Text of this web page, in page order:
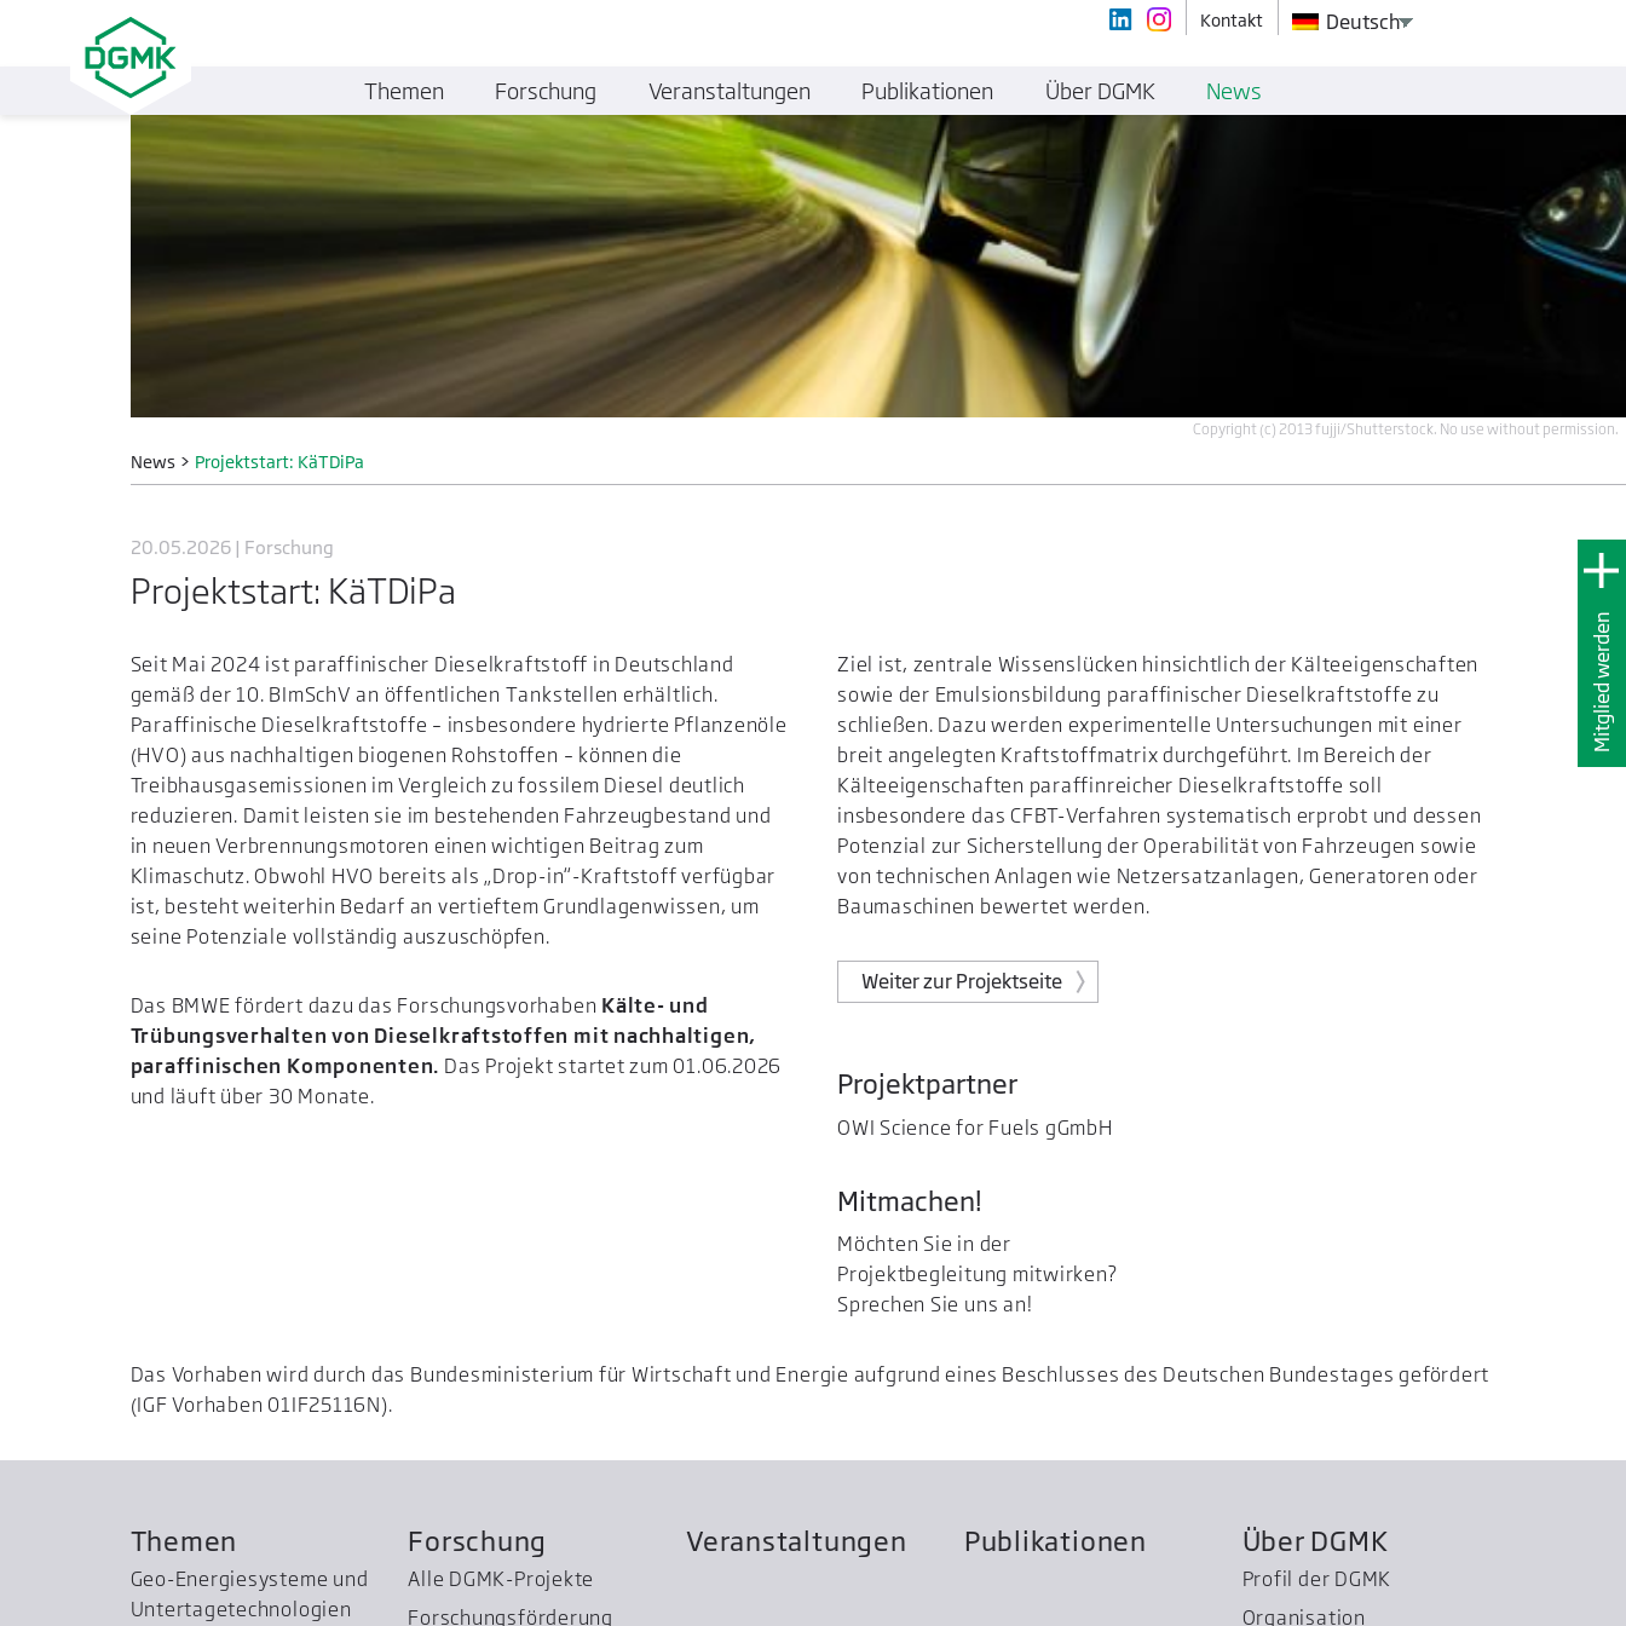
Mitglied werden
Copyright (c) 2013 fujji/Shutterstock. No use without permission.
News> Projektstart: KäTDiPa
20.05.2026 | Forschung
Projektstart: KäTDiPa
Seit Mai 2024 ist paraffinischer Dieselkraftstoff in Deutschland
gemäß der 10. BImSchV an öffentlichen Tankstellen erhältlich.
Paraffinische Dieselkraftstoffe – insbesondere hydrierte Pflanzenöle
(HVO) aus nachhaltigen biogenen Rohstoffen – können die
Treibhausgasemissionen im Vergleich zu fossilem Diesel deutlich
reduzieren. Damit leisten sie im bestehenden Fahrzeugbestand und
in neuen Verbrennungsmotoren einen wichtigen Beitrag zum
Klimaschutz. Obwohl HVO bereits als „Drop-in“-Kraftstoff verfügbar
ist, besteht weiterhin Bedarf an vertieftem Grundlagenwissen, um
seine Potenziale vollständig auszuschöpfen.
Das BMWE fördert dazu das Forschungsvorhaben Kälte- und
Trübungsverhalten von Dieselkraftstoffen mit nachhaltigen,
paraffinischen Komponenten. Das Projekt startet zum 01.06.2026
und läuft über 30 Monate.
Ziel ist, zentrale Wissenslücken hinsichtlich der Kälteeigenschaften
sowie der Emulsionsbildung paraffinischer Dieselkraftstoffe zu
schließen. Dazu werden experimentelle Untersuchungen mit einer
breit angelegten Kraftstoffmatrix durchgeführt. Im Bereich der
Kälteeigenschaften paraffinreicher Dieselkraftstoffe soll
insbesondere das CFBT-Verfahren systematisch erprobt und dessen
Potenzial zur Sicherstellung der Operabilität von Fahrzeugen sowie
von technischen Anlagen wie Netzersatzanlagen, Generatoren oder
Baumaschinen bewertet werden.
Weiter zur Projektseite
Projektpartner
OWI Science for Fuels gGmbH
Mitmachen!
Möchten Sie in der
Projektbegleitung mitwirken?
Sprechen Sie uns an!
Das Vorhaben wird durch das Bundesministerium für Wirtschaft und Energie aufgrund eines Beschlusses des Deutschen Bundestages gefördert
(IGF Vorhaben 01IF25116N).
Themen
Geo-Energiesysteme und
Untertage­technologien
Forschung
Alle DGMK-Projekte
Forschungsförderung
Veranstaltungen Publikationen Über DGMK
Profil der DGMK
Organisation
Kontakt Deutsch
Themen Forschung Veranstaltungen Publikationen Über DGMK News